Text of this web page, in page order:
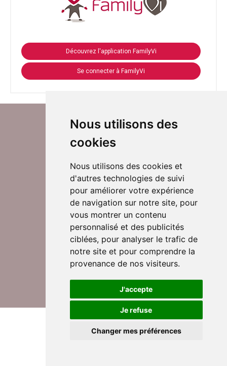
Nous utilisons des
cookies
Nous utilisons des cookies et
d'autres technologies de suivi
pour améliorer votre expérience
de navigation sur notre site, pour
vous montrer un contenu
personnalisé et des publicités
ciblées, pour analyser le trafic de
notre site et pour comprendre la
provenance de nos visiteurs.
J'accepte
Je refuse
Changer mes préférences
Découvrez l'application FamilyVi
Se connecter à FamilyVi
Suivez-nous sur Twitter
Rejoignez nos équipes
Nous contacter
© DomusVi 2026
Mentions légales